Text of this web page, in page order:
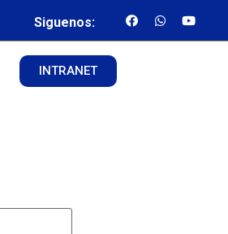
Siguenos:
INTRANET